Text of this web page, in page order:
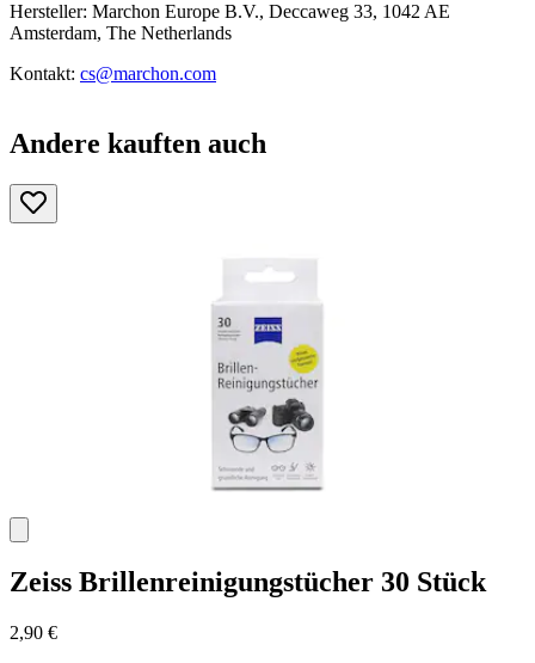
Hersteller: Marchon Europe B.V., Deccaweg 33, 1042 AE
Amsterdam, The Netherlands
Kontakt: cs@marchon.com
Andere kauften auch
Zeiss Brillenreinigungstücher 30 Stück
2,90 €